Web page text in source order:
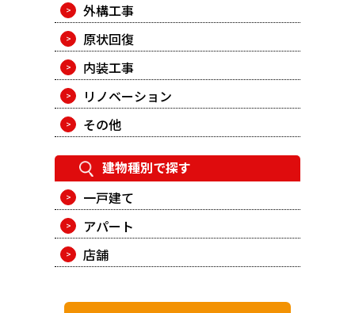
外構工事
原状回復
内装工事
リノベーション
その他
建物種別で探す
一戸建て
アパート
店舗